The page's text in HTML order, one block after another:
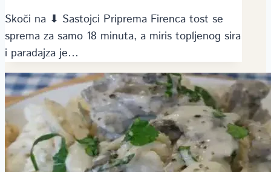
Skoči na ⬇ Sastojci Priprema Firenca tost se
sprema za samo 18 minuta, a miris topljenog sira
i paradajza je…